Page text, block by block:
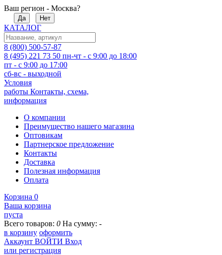
Ваш регион - Москва?
Да Нет
КАТАЛОГ
8 (800) 500-57-87
8 (495) 221 73 50 пн-чт - с 9:00 до 18:00
пт - с 9:00 до 17:00
сб-вс - выходной
Условия
работы Контакты, схема,
информация
О компании
Преимущество нашего магазина
Оптовикам
Партнерское предложение
Контакты
Доставка
Полезная информация
Оплата
Корзина 0
Ваша корзина
пуста
Всего товаров: 0 На сумму: -
в корзину оформить
Аккаунт ВОЙТИ Вход
или регистрация